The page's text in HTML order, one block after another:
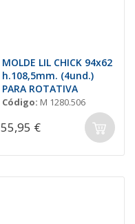
MOLDE LIL CHICK 94x62
h.108,5mm. (4und.)
PARA ROTATIVA
Código: M 1280.506
55,95 €